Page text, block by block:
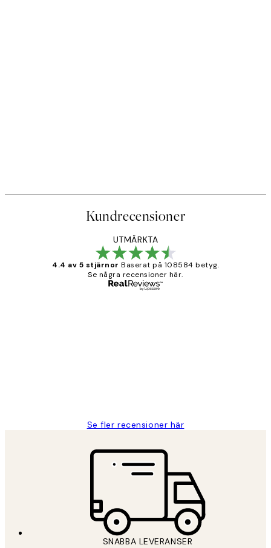
Kundrecensioner
UTMÄRKTA
4.4 av 5 stjärnor Baserat på 108584 betyg.
Se några recensioner här.
Se fler recensioner här
SNABBA LEVERANSER